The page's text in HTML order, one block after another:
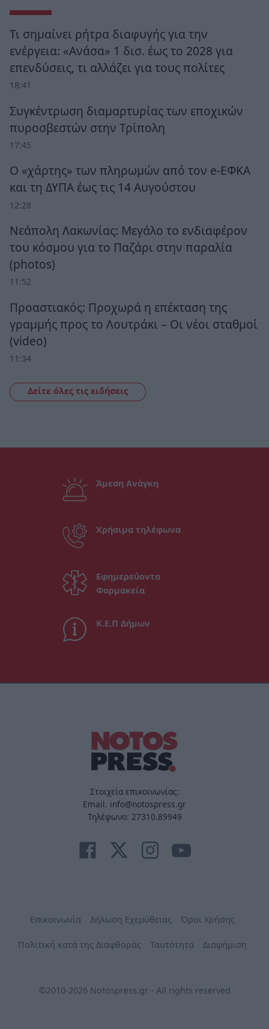
Τι σημαίνει ρήτρα διαφυγής για την
ενέργεια: «Ανάσα» 1 δισ. έως το 2028 για
επενδύσεις, τι αλλάζει για τους πολίτες
18:41
Συγκέντρωση διαμαρτυρίας των εποχικών
πυροσβεστών στην Τρίπολη
17:45
Ο «χάρτης» των πληρωμών από τον e-ΕΦΚΑ
και τη ΔΥΠΑ έως τις 14 Αυγούστου
12:28
Νεάπολη Λακωνίας: Μεγάλο το ενδιαφέρον
του κόσμου για το Παζάρι στην παραλία
(photos)
11:52
Προαστιακός: Προχωρά η επέκταση της
γραμμής προς το Λουτράκι – Οι νέοι σταθμοί
(video)
11:34
Δείτε όλες τις ειδήσεις
Άμεση Ανάγκη
Χρήσιμα τηλέφωνα
Εφημερεύοντα
Φαρμακεία
Κ.Ε.Π Δήμων
Στοιχεία επικοινωνίας:
Email. info@notospress.gr
Τηλέφωνο: 27310.89949
Επικοινωνία Δήλωση Εχεμύθειας Όροι Χρήσης
Πολιτική κατά της Διαφθοράς Ταυτότητα Διαφήμιση
©2010-2026 Notospress.gr - All rights reserved